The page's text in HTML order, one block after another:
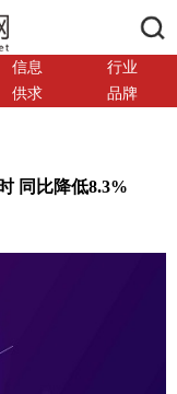
信息
行业
供求 品牌
同比降低8.3%